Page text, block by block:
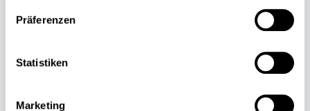
Präferenzen
Statistiken
Marketing
Binz, Ostseebad